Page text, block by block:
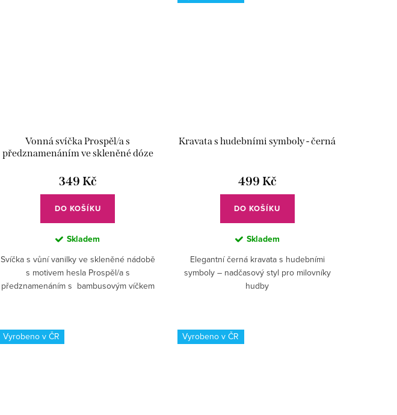
Vonná svíčka Prospěl/a s
předznamenáním ve skleněné dóze
349 Kč
DO KOŠÍKU
Skladem
Svíčka s vůní vanilky ve skleněné nádobě
s motivem hesla Prospěl/a s
předznamenáním s bambusovým víčkem
Kravata s hudebními symboly - černá
499 Kč
DO KOŠÍKU
Skladem
Elegantní černá kravata s hudebními
symboly – nadčasový styl pro milovníky
hudby
Vyrobeno v ČR Vyrobeno v ČR